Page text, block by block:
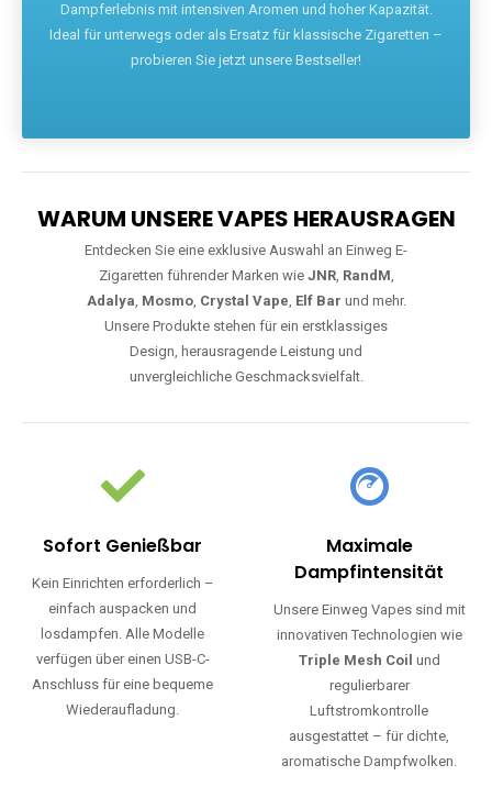
Dampferlebnis mit intensiven Aromen und hoher Kapazität.
Ideal für unterwegs oder als Ersatz für klassische Zigaretten –
probieren Sie jetzt unsere Bestseller!
WARUM UNSERE VAPES HERAUSRAGEN
Entdecken Sie eine exklusive Auswahl an Einweg E-
Zigaretten führender Marken wie JNR, RandM,
Adalya, Mosmo, Crystal Vape, Elf Bar und mehr.
Unsere Produkte stehen für ein erstklassiges
Design, herausragende Leistung und
unvergleichliche Geschmacksvielfalt.
Sofort Genießbar
Kein Einrichten erforderlich –
einfach auspacken und
losdampfen. Alle Modelle
verfügen über einen USB-C-
Anschluss für eine bequeme
Wiederaufladung.
Maximale
Dampfintensität
Unsere Einweg Vapes sind mit
innovativen Technologien wie
Triple Mesh Coil und
regulierbarer
Luftstromkontrolle
ausgestattet – für dichte,
aromatische Dampfwolken.